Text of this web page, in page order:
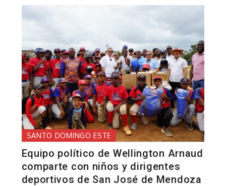
SANTO DOMINGO ESTE
Equipo político de Wellington Arnaud
comparte con niños y dirigentes
deportivos de San José de Mendoza